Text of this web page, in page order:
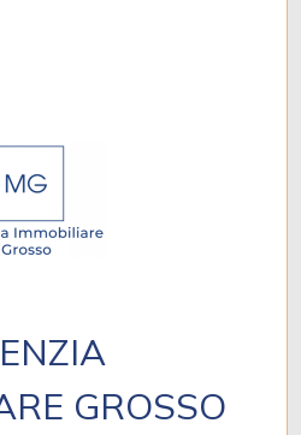
GROSSO